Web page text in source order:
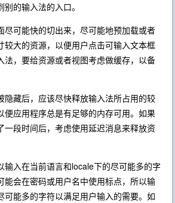
的输入法的入口。
尽可能快的切出来，尽可能地预加载或者
较大的资源，以便用户点击可输入文本框
法，要给资源或者视图考虑做缓存，以备
隐藏后，应该尽快释放输入法所占用的较
便应用程序总是有足够的内存可用。如果
一段时间后，考虑使用延迟消息来释放资
输入在当前语言和locale下的尽可能多的字
能会在密码或用户名中使用标点，所以输
可能多的字符以满足用户输入的需要。如